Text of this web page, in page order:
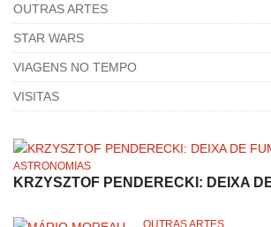
OUTRAS ARTES
STAR WARS
VIAGENS NO TEMPO
VISITAS
ASTRONOMIAS
KRZYSZTOF PENDERECKI: DEIXA
OUTRAS ARTES